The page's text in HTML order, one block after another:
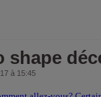
shape
à 15:45